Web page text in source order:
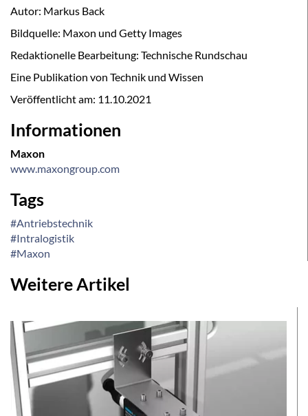
Autor: Markus Back
Bildquelle: Maxon und Getty Images
Redaktionelle Bearbeitung: Technische Rundschau
Eine Publikation von Technik und Wissen
Veröffentlicht am: 11.10.2021
Informationen
Maxon
www.maxongroup.com
Tags
#Antriebstechnik
#Intralogistik
#Maxon
Weitere Artikel